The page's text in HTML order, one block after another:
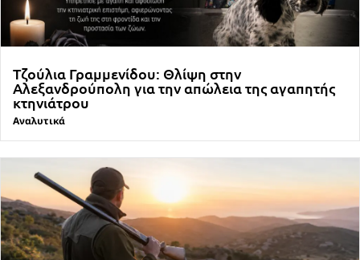
Τζούλια Γραμμενίδου: Θλίψη στην
Αλεξανδρούπολη για την απώλεια της αγαπητής
κτηνιάτρου
Αναλυτικά